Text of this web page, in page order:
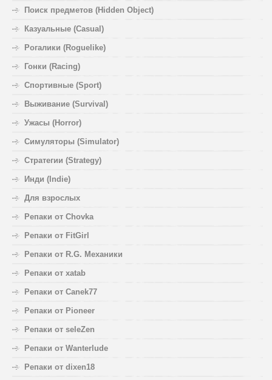
Поиск предметов (Hidden Object)
Казуальные (Casual)
Рогалики (Roguelike)
Гонки (Racing)
Спортивные (Sport)
Выживание (Survival)
Ужасы (Horror)
Симуляторы (Simulator)
Стратегии (Strategy)
Инди (Indie)
Для взрослых
Репаки от Chovka
Репаки от FitGirl
Репаки от R.G. Механики
Репаки от xatab
Репаки от Canek77
Репаки от Pioneer
Репаки от seleZen
Репаки от Wanterlude
Репаки от dixen18